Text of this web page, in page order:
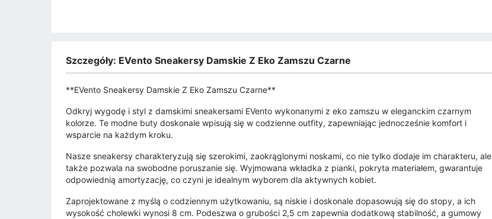
Szczegóły: EVento Sneakersy Damskie Z Eko Zamszu Czarne
**EVento Sneakersy Damskie Z Eko Zamszu Czarne**
Odkryj wygodę i styl z damskimi sneakersami EVento wykonanymi z eko zamszu w eleganckim czarnym
kolorze. Te modne buty doskonale wpisują się w codzienne outfity, zapewniając jednocześnie komfort i
wsparcie na każdym kroku.
Nasze sneakersy charakteryzują się szerokimi, zaokrąglonymi noskami, co nie tylko dodaje im charakteru, ale
także pozwala na swobodne poruszanie się. Wyjmowana wkładka z pianki, pokryta materiałem, gwarantuje
odpowiednią amortyzację, co czyni je idealnym wyborem dla aktywnych kobiet.
Zaprojektowane z myślą o codziennym użytkowaniu, są niskie i doskonale dopasowują się do stopy, a ich
wysokość cholewki wynosi 8 cm. Podeszwa o grubości 2,5 cm zapewnia dodatkową stabilność, a gumowy